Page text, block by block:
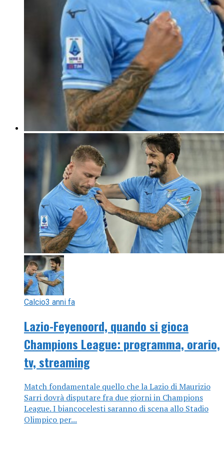
Calcio3 anni fa
Lazio-Feyenoord, quando si gioca
Champions League: programma, orario,
tv, streaming
Match fondamentale quello che la Lazio di Maurizio
Sarri dovrà disputare fra due giorni in Champions
League. I biancocelesti saranno di scena allo Stadio
Olimpico per...